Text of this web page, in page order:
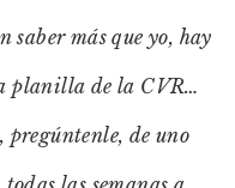
saber más que yo, hay
planilla de la CVR…
pregúntenle, de uno